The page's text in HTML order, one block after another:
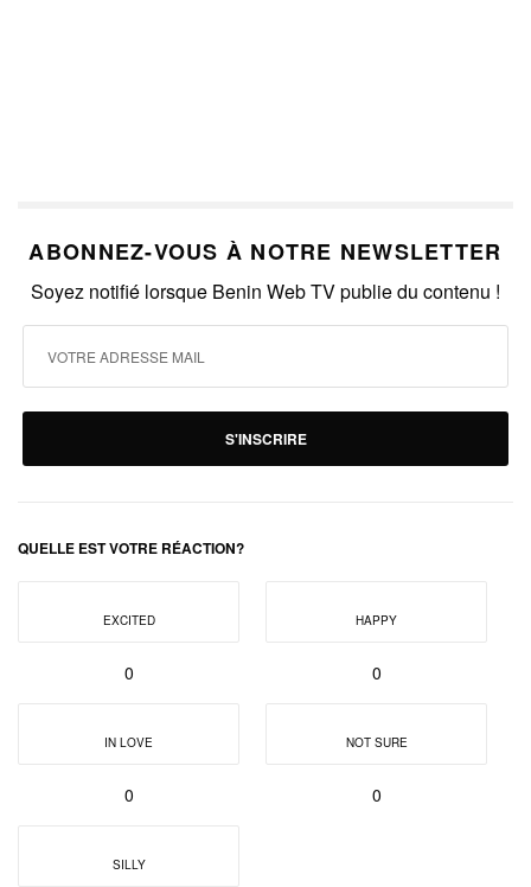
ABONNEZ-VOUS À NOTRE NEWSLETTER
Soyez notifié lorsque Benin Web TV publie du contenu !
S'INSCRIRE
QUELLE EST VOTRE RÉACTION?
EXCITED
0
HAPPY
0
IN LOVE
0
NOT SURE
0
SILLY